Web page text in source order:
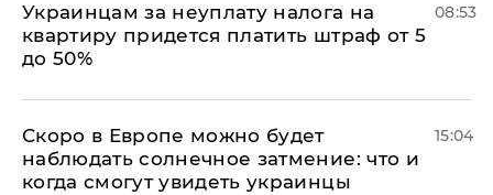
Украинцам за неуплату налога на
квартиру придется платить штраф от 5
до 50%
08:53
Скоро в Европе можно будет
наблюдать солнечное затмение: что и
когда смогут увидеть украинцы
15:04